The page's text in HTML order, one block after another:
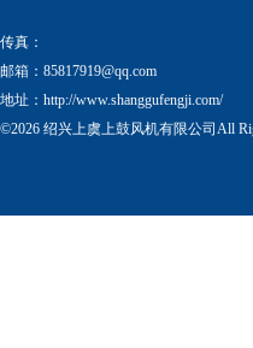
传真：
邮箱： 85817919@qq.com
地址：http://www.shanggufengji.com/
©2026 绍兴上虞上鼓风机有限公司All